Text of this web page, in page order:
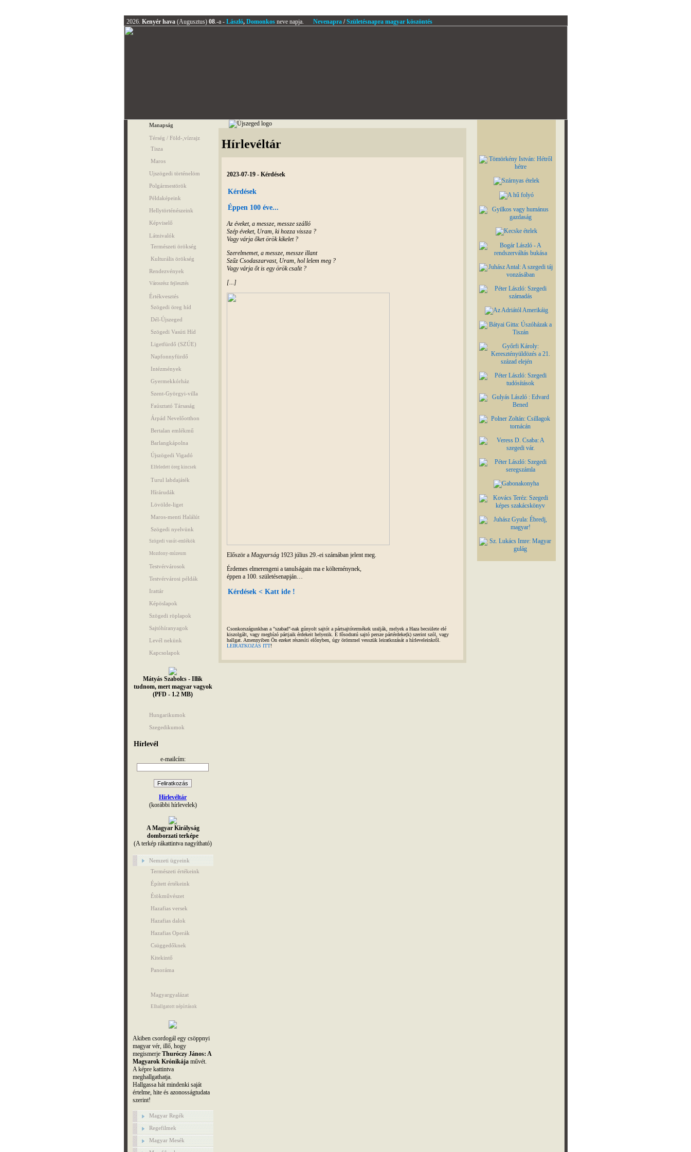
2026. Kenyér hava (Augusztus) 08.-a - László, Domonkosneve napja. Nevenapra/Születésnapra magyar köszöntés
Manapság
Térség / Föld-,vízrajz
Tisza
Maros
Ujszögedi történelöm
Polgármestörök
Példaképeink
Hellytörténészeink
Képviselő
Látnivalók
Természeti örökség
Kulturális örökség
Rendezvények
Városrész fejlesztés
Értékvesztés
Szögedi öreg híd
Dél-Újszeged
Szögedi Vasúti Híd
Ligetfürdő (SZÚE)
Napfonnyfürdő
Intézmények
Gyermekkórház
Szent-Györgyi-villa
Faúsztató Társaság
Árpád Nevelőotthon
Bertalan emlékmű
Barlangkápolna
Újszögedi Vigadó
Elfeledett öreg kincsek
Turul labdajáték
Hírárudák
Lövölde-liget
Maros-menti Halálút
Szögedi nyelvünk
Szögedi vasút-emlékök
Mozdony-múzeum
Testvérvárosok
Testvérvárosi példák
Irattár
Képöslapok
Szögedi röplapok
Sajtóhíranyagok
Levél nekünk
Kapcsolapok
Mátyás Szabolcs - Illik
tudnom, mert magyar vagyok
(PFD - 1.2 MB)
Hungarikumok
Szegedikumok
Hírlevél
e-mailcím:
Hírlevéltár
(korábbi hírlevelek)
A Magyar Királyság
domborzati terképe
(A terkép rákattintva nagyítható)
Nemzeti ügyeink
Természeti értékeink
Épített értékeink
Étökművészet
Hazafias versek
Hazafias dalok
Hazafias Operák
Csüggedőknek
Kitekintő
Panoráma
Magyargyalázat
Elhallgatott népírtások
Akiben csordogál egy csöppnyi
magyar vér, illő, hogy
megismerje Thuróczy János: A
Magyarok Krónikájaművét.
A képre kattintva
meghallgathatja.
Hallgassa hát mindenki saját
értelme, hite és azonosságtudata
szerint!
Magyar Regék
Regefilmek
Magyar Mesék
Hírlevéltár
2023-07-19 - Kérdések
Kérdések
Éppen 100 éve...
Az éveket, a messze, messze szálló
Szép éveket, Uram, ki hozza vissza ?
Vagy várja őket örök kikelet ?
Szerelmemet, a messze, messze illant
Szűz Csodaszarvast, Uram, hol lelem meg ?
Vagy várja őt is egy örök csalit ?
[...]
Először a Magyarság1923 július 29.-ei számában jelent meg.
Érdemes elmerengeni a tanulságain ma e költeménynek,
éppen a 100. születésenapján…
Kérdések < Katt ide !
Csonkországunkban a "szabad"-nak gúnyolt sajtót a pártsajtótermékek uralják, melyek a Haza becsülete elé
kiszolgált, vagy megbízó pártjaik érdekeit helyezik. E fősodratú sajtó persze pártérdeke(k) szerint szól, vagy
hallgat. Amennyiben Ön ezeket részesíti előnyben, úgy örömmel vesszük leiratkozását a hírleveleinkről.
LEIRATKOZÁS ITT!